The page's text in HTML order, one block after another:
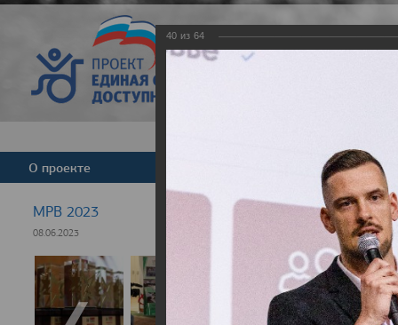
О проекте Новости
МРВ 2023
08.06.2023
40 из 64